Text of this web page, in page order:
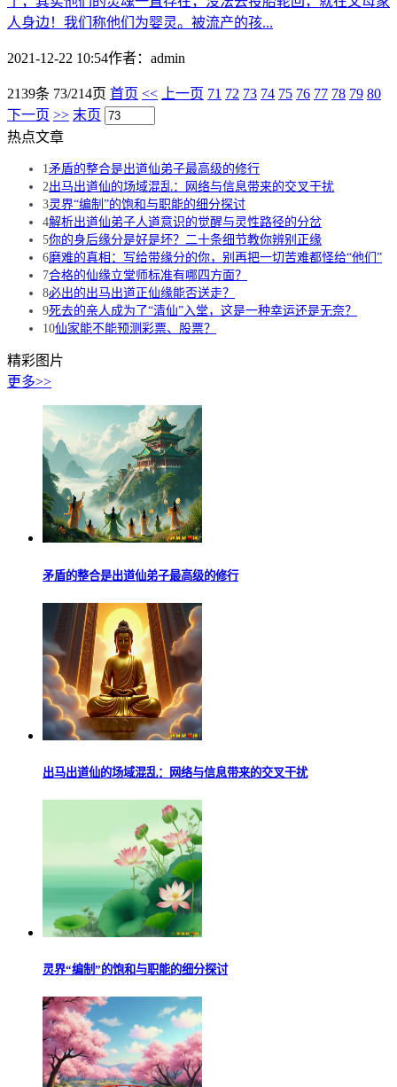
人身边！我们称他们为婴灵。被流产的孩...
2021-12-22 10:54作者： admin
2139条 73/214页 首页 << 上一页 71 72 73 74 75 76 77 78 79 80
下一页 >> 末页
热点文章
1矛盾的整合是出道仙弟子最高级的修行
2出马出道仙的场域混乱：网络与信息带来的交叉干扰
3灵界“编制”的饱和与职能的细分探讨
4解析出道仙弟子人道意识的觉醒与灵性路径的分岔
5你的身后缘分是好是坏？二十条细节教你辨别正缘
6磨难的真相：写给带缘分的你，别再把一切苦难都怪给“他们”
7合格的仙缘立堂师标准有哪四方面？
8必出的出马出道正仙缘能否送走？
9死去的亲人成为了“清仙”入堂，这是一种幸运还是无奈？
10仙家能不能预测彩票、股票？
精彩图片
更多>>
矛盾的整合是出道仙弟子最高级的修行
出马出道仙的场域混乱：网络与信息带来的交叉干扰
灵界“编制”的饱和与职能的细分探讨